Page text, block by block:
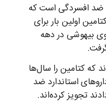
ضد افسردگی است که
اولین بار برای
بیهوشی در دهه
که کتامین را سال‌ها
استاندارد ضد
تجویز کرده‌اند.